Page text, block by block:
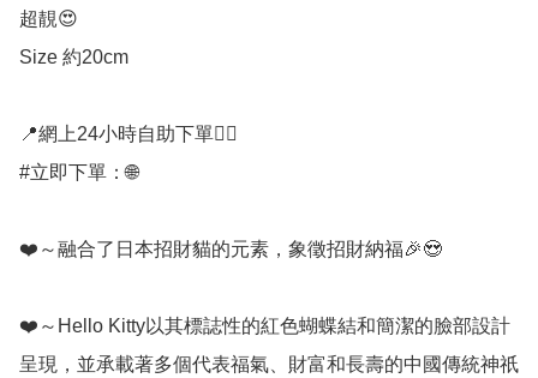
超靚😍
Size 約20cm
📍網上24小時自助下單👍🏻
#立即下單：🌐
❤️～融合了日本招財貓的元素，象徵招財納福🎉😍
❤️～Hello Kitty以其標誌性的紅色蝴蝶結和簡潔的臉部設計
呈現，並承載著多個代表福氣、財富和長壽的中國傳統神祇